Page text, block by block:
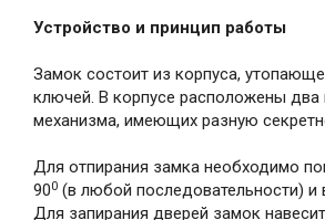
Устройство и принцип работы
Замок состоит из корпуса,
ключей. В корпусе расположены
механизма, имеющих разную
Для отпирания замка необходимо
900 (в любой последовательности) и
Для запирания дверей замок